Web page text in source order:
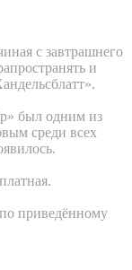
с завтрашнего
и
был одним из
среди всех
приведённому